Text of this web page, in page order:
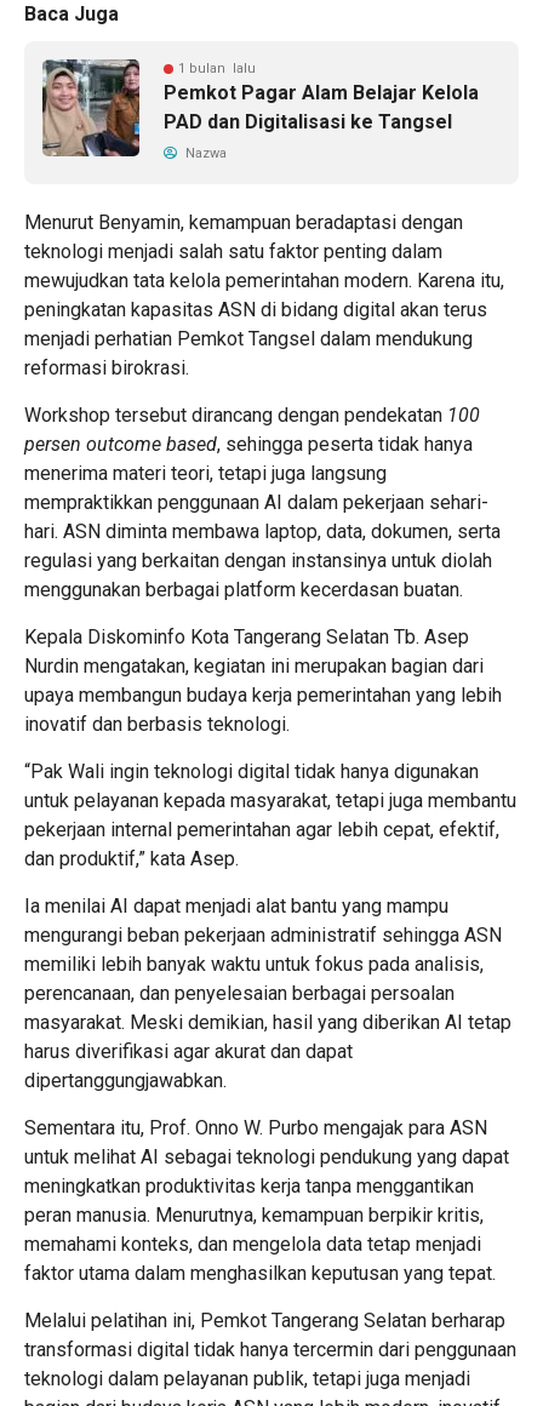
Baca Juga
1 bulan lalu
Pemkot Pagar Alam Belajar Kelola
PAD dan Digitalisasi ke Tangsel
Nazwa
Menurut Benyamin, kemampuan beradaptasi dengan
teknologi menjadi salah satu faktor penting dalam
mewujudkan tata kelola pemerintahan modern. Karena itu,
peningkatan kapasitas ASN di bidang digital akan terus
menjadi perhatian Pemkot Tangsel dalam mendukung
reformasi birokrasi.
Workshop tersebut dirancang dengan pendekatan 100
persen outcome based, sehingga peserta tidak hanya
menerima materi teori, tetapi juga langsung
mempraktikkan penggunaan AI dalam pekerjaan sehari-
hari. ASN diminta membawa laptop, data, dokumen, serta
regulasi yang berkaitan dengan instansinya untuk diolah
menggunakan berbagai platform kecerdasan buatan.
Kepala Diskominfo Kota Tangerang Selatan Tb. Asep
Nurdin mengatakan, kegiatan ini merupakan bagian dari
upaya membangun budaya kerja pemerintahan yang lebih
inovatif dan berbasis teknologi.
“Pak Wali ingin teknologi digital tidak hanya digunakan
untuk pelayanan kepada masyarakat, tetapi juga membantu
pekerjaan internal pemerintahan agar lebih cepat, efektif,
dan produktif,” kata Asep.
Ia menilai AI dapat menjadi alat bantu yang mampu
mengurangi beban pekerjaan administratif sehingga ASN
memiliki lebih banyak waktu untuk fokus pada analisis,
perencanaan, dan penyelesaian berbagai persoalan
masyarakat. Meski demikian, hasil yang diberikan AI tetap
harus diverifikasi agar akurat dan dapat
dipertanggungjawabkan.
Sementara itu, Prof. Onno W. Purbo mengajak para ASN
untuk melihat AI sebagai teknologi pendukung yang dapat
meningkatkan produktivitas kerja tanpa menggantikan
peran manusia. Menurutnya, kemampuan berpikir kritis,
memahami konteks, dan mengelola data tetap menjadi
faktor utama dalam menghasilkan keputusan yang tepat.
Melalui pelatihan ini, Pemkot Tangerang Selatan berharap
transformasi digital tidak hanya tercermin dari penggunaan
teknologi dalam pelayanan publik, tetapi juga menjadi